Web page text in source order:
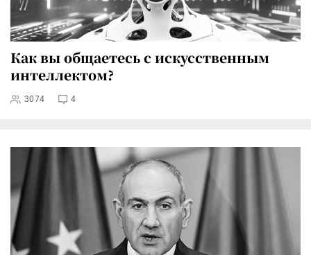
Как вы общаетесь с искусственным
интеллектом?
3074 4